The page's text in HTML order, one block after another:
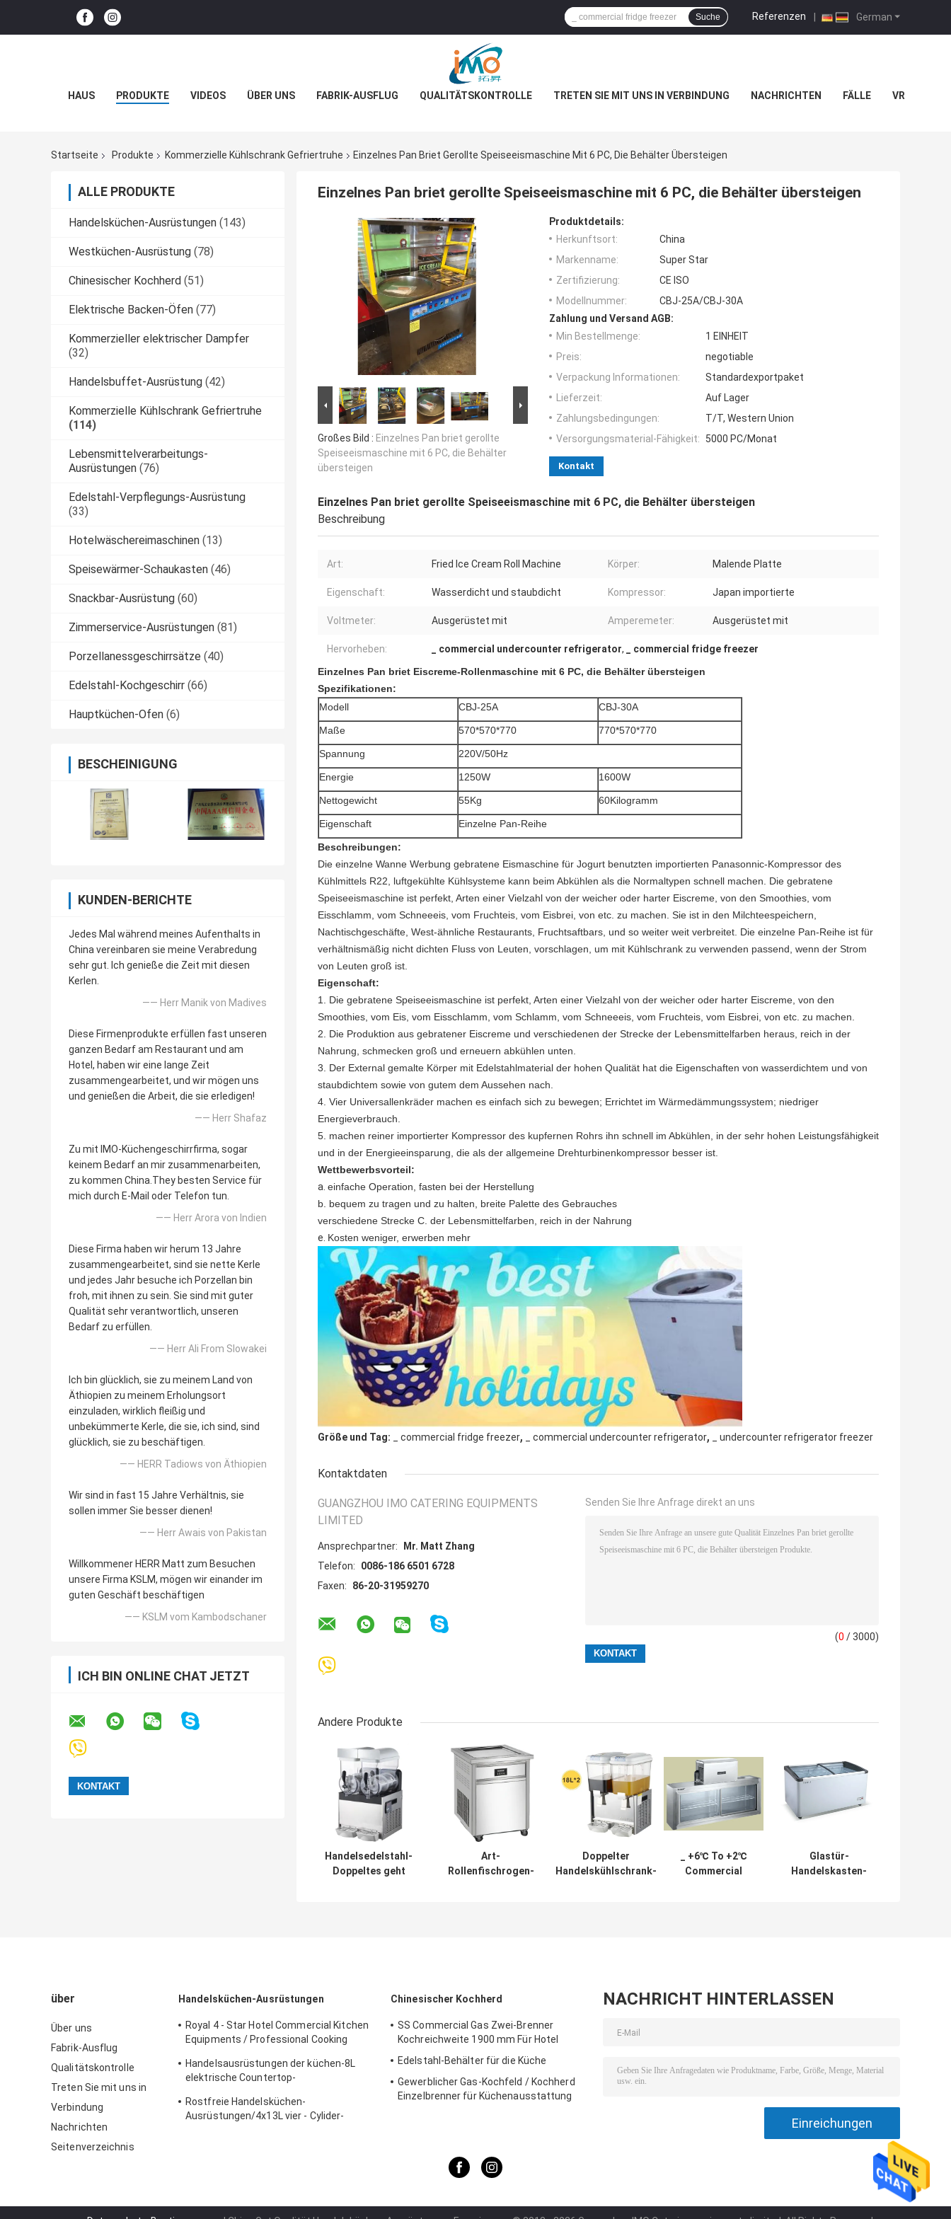
German
Referenzen |
Suche
HAUS PRODUKTE VIDEOS ÜBER UNS FABRIK-AUSFLUG QUALITÄTSKONTROLLE TRETEN SIE MIT UNS IN VERBINDUNG NACHRICHTEN FÄLLE VR
Startseite Produkte Kommerzielle Kühlschrank Gefriertruhe Einzelnes Pan Briet Gerollte Speiseeismaschine Mit 6 PC, Die Behälter Übersteigen
ALLE PRODUKTE
Handelsküchen-Ausrüstungen (143)
Westküchen-Ausrüstung (78)
Chinesischer Kochherd (51)
Elektrische Backen-Öfen (77)
Kommerzieller elektrischer Dampfer
(32)
Handelsbuffet-Ausrüstung (42)
Kommerzielle Kühlschrank Gefriertruhe
(114)
Lebensmittelverarbeitungs-
Ausrüstungen (76)
Edelstahl-Verpflegungs-Ausrüstung
(33)
Hotelwäschereimaschinen (13)
Speisewärmer-Schaukasten (46)
Snackbar-Ausrüstung (60)
Zimmerservice-Ausrüstungen (81)
Porzellanessgeschirrsätze (40)
Edelstahl-Kochgeschirr (66)
Hauptküchen-Ofen (6)
BESCHEINIGUNG
KUNDEN-BERICHTE
Jedes Mal während meines Aufenthalts in
China vereinbaren sie meine Verabredung
sehr gut. Ich genieße die Zeit mit diesen
Kerlen.
—— Herr Manik von Madives
Diese Firmenprodukte erfüllen fast unseren
ganzen Bedarf am Restaurant und am
Hotel, haben wir eine lange Zeit
zusammengearbeitet, und wir mögen uns
und genießen die Arbeit, die sie erledigen!
—— Herr Shafaz
Zu mit IMO-Küchengeschirrfirma, sogar
keinem Bedarf an mir zusammenarbeiten,
zu kommen China.They besten Service für
mich durch E-Mail oder Telefon tun.
—— Herr Arora von Indien
Diese Firma haben wir herum 13 Jahre
zusammengearbeitet, sind sie nette Kerle
und jedes Jahr besuche ich Porzellan bin
froh, mit ihnen zu sein. Sie sind mit guter
Qualität sehr verantwortlich, unseren
Bedarf zu erfüllen.
—— Herr Ali From Slowakei
Ich bin glücklich, sie zu meinem Land von
Äthiopien zu meinem Erholungsort
einzuladen, wirklich fleißig und
unbekümmerte Kerle, die sie, ich sind, sind
glücklich, sie zu beschäftigen.
—— HERR Tadiows von Äthiopien
Wir sind in fast 15 Jahre Verhältnis, sie
sollen immer Sie besser dienen!
—— Herr Awais von Pakistan
Willkommener HERR Matt zum Besuchen
unsere Firma KSLM, mögen wir einander im
guten Geschäft beschäftigen
—— KSLM vom Kambodschaner
ICH BIN ONLINE CHAT JETZT
Einzelnes Pan briet gerollte Speiseeismaschine mit 6 PC, die Behälter übersteigen
Großes Bild : Einzelnes Pan briet gerollte
Speiseeismaschine mit 6 PC, die Behälter
übersteigen
Produktdetails:
Herkunftsort:
China
Markenname:
Super Star
Zertifizierung:
CE ISO
Modellnummer:
CBJ-25A/CBJ-30A
Zahlung und Versand AGB:
Min Bestellmenge:
1 EINHEIT
Preis:
negotiable
Verpackung Informationen:
Standardexportpaket
Lieferzeit:
Auf Lager
Zahlungsbedingungen:
T/T, Western Union
Versorgungsmaterial-Fähigkeit:
5000 PC/Monat
Kontakt
Einzelnes Pan briet gerollte Speiseeismaschine mit 6 PC, die Behälter übersteigen
Beschreibung
Art: Fried Ice Cream Roll Machine Körper: Malende Platte
Eigenschaft: Wasserdicht und staubdicht Kompressor: Japan importierte
Voltmeter: Ausgerüstet mit Amperemeter: Ausgerüstet mit
Hervorheben: _ commercial undercounter refrigerator,
_ commercial fridge freezer
Einzelnes Pan briet Eiscreme-Rollenmaschine mit 6 PC, die Behälter übersteigen
Spezifikationen:
Modell
CBJ-25A CBJ-30A
Maße 570*570*770 770*570*770
Spannung 220V/50Hz
Energie 1250W 1600W
Nettogewicht 55Kg 60Kilogramm
Eigenschaft Einzelne Pan-Reihe
Beschreibungen:
Die einzelne Wanne Werbung gebratene Eismaschine für Jogurt benutzten importierten Panasonnic-Kompressor des
Kühlmittels R22, luftgekühlte Kühlsysteme kann beim Abkühlen als die Normaltypen schnell machen. Die gebratene
Speiseeismaschine ist perfekt, Arten einer Vielzahl von der weicher oder harter Eiscreme, von den Smoothies, vom
Eisschlamm, vom Schneeeis, vom Fruchteis, vom Eisbrei, von etc. zu machen. Sie ist in den Milchteespeichern,
Nachtischgeschäfte, West-ähnliche Restaurants, Fruchtsaftbars, und so weiter weit verbreitet. Die einzelne Pan-Reihe ist für
verhältnismäßig nicht dichten Fluss von Leuten, vorschlagen, um mit Kühlschrank zu verwenden passend, wenn der Strom
von Leuten groß ist.
Eigenschaft:
1. Die gebratene Speiseeismaschine ist perfekt, Arten einer Vielzahl von der weicher oder harter Eiscreme, von den
Smoothies, vom Eis, vom Eisschlamm, vom Schlamm, vom Schneeeis, vom Fruchteis, vom Eisbrei, von etc. zu machen.
2. Die Produktion aus gebratener Eiscreme und verschiedenen der Strecke der Lebensmittelfarben heraus, reich in der
Nahrung, schmecken groß und erneuern abkühlen unten.
3. Der External gemalte Körper mit Edelstahlmaterial der hohen Qualität hat die Eigenschaften von wasserdichtem und von
staubdichtem sowie von gutem dem Aussehen nach.
4. Vier Universallenkräder machen es einfach sich zu bewegen; Errichtet im Wärmedämmungssystem; niedriger
Energieverbrauch.
5. machen reiner importierter Kompressor des kupfernen Rohrs ihn schnell im Abkühlen, in der sehr hohen Leistungsfähigkeit
und in der Energieeinsparung, die als der allgemeine Drehturbinenkompressor besser ist.
Wettbewerbsvorteil:
a. einfache Operation, fasten bei der Herstellung
b. bequem zu tragen und zu halten, breite Palette des Gebrauches
verschiedene Strecke C. der Lebensmittelfarben, reich in der Nahrung
e. Kosten weniger, erwerben mehr
Größe und Tag: _ commercial fridge freezer, _ commercial undercounter refrigerator, _ undercounter refrigerator freezer
Kontaktdaten
GUANGZHOU IMO CATERING EQUIPMENTS
LIMITED
Ansprechpartner:
Mr. Matt Zhang
Telefon:
0086-186 6501 6728
Faxen:
86-20-31959270
Senden Sie Ihre Anfrage direkt an uns
(0 / 3000)
Andere Produkte
Handelsedelstahl-
Doppeltes geht
Art-
Rollenfischrogen-
Doppelter
Handelskühlschrank-
_ +6℃ To +2℃
Commercial
Glastür-
Handelskasten-
über
Über uns
Fabrik-Ausflug
Qualitätskontrolle
Treten Sie mit uns in
Verbindung
Nachrichten
Seitenverzeichnis
Handelsküchen-Ausrüstungen
Royal 4 - Star Hotel Commercial Kitchen
Equipments / Professional Cooking
Handelsausrüstungen der küchen-8L
elektrische Countertop-
Nahrung
Rostfreie Handelsküchen-
Ausrüstungen/4x13L vier - Cylider-
Chinesischer Kochherd
SS Commercial Gas Zwei-Brenner
Kochreichweite 1900 mm Für Hotel
Edelstahl-Behälter für die Küche
Gewerblicher Gas-Kochfeld / Kochherd
Einzelbrenner für Küchenausstattung
NACHRICHT HINTERLASSEN